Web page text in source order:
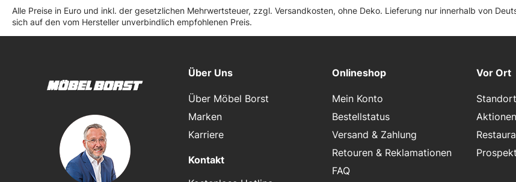
Alle Preise in Euro und inkl. der gesetzlichen Mehrwertsteuer, zzgl. Versandkosten, ohne Deko. Lieferung nur innerhalb von
sich auf den vom Hersteller unverbindlich empfohlenen Preis.
Über Uns
Über Möbel Borst
Marken
Karriere
Kontakt
Onlineshop
Mein Konto
Bestellstatus
Versand & Zahlung
Retouren & Reklamationen
FAQ
Vor Ort